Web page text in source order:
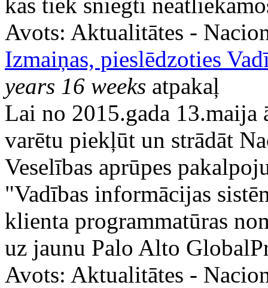
Avots: Aktualitātes -
Izmaiņas, pieslēdzoties
years 16 weeks atpakaļ
Lai no 2015.gada 13.maija
varētu piekļūt un strādāt
Veselības aprūpes
"Vadības informācijas
klienta programmatūras
uz jaunu Palo Alto
Avots: Aktualitātes -